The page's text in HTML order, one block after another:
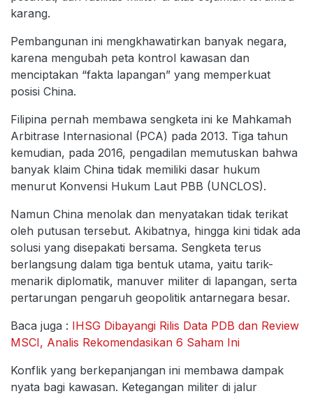
karang.
Pembangunan ini mengkhawatirkan banyak negara,
karena mengubah peta kontrol kawasan dan
menciptakan “fakta lapangan” yang memperkuat
posisi China.
Filipina pernah membawa sengketa ini ke Mahkamah
Arbitrase Internasional (PCA) pada 2013. Tiga tahun
kemudian, pada 2016, pengadilan memutuskan bahwa
banyak klaim China tidak memiliki dasar hukum
menurut Konvensi Hukum Laut PBB (UNCLOS).
Namun China menolak dan menyatakan tidak terikat
oleh putusan tersebut. Akibatnya, hingga kini tidak ada
solusi yang disepakati bersama. Sengketa terus
berlangsung dalam tiga bentuk utama, yaitu tarik-
menarik diplomatik, manuver militer di lapangan, serta
pertarungan pengaruh geopolitik antarnegara besar.
Baca juga : IHSG Dibayangi Rilis Data PDB dan Review
MSCI, Analis Rekomendasikan 6 Saham Ini
Konflik yang berkepanjangan ini membawa dampak
nyata bagi kawasan. Ketegangan militer di jalur